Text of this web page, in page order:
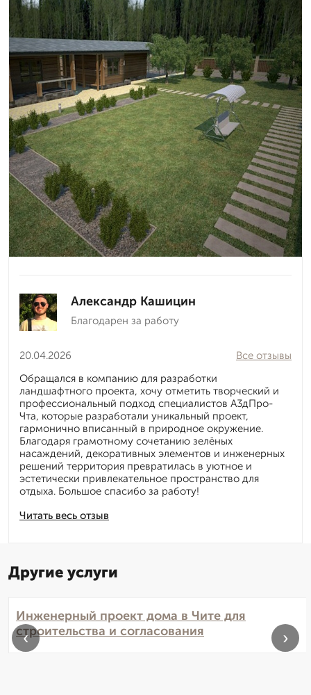
Александр Кашицин
Благодарен за работу
20.04.2026
Читать весь отзыв
Все отзывы
Обращался в компанию для разработки
ландшафтного проекта, хочу отметить творческий и
профессиональный подход специалистов А3дПро-
Чта, которые разработали уникальный проект,
гармонично вписанный в природное окружение.
Благодаря грамотному сочетанию зелёных
насаждений, декоративных элементов и инженерных
решений территория превратилась в уютное и
эстетически привлекательное пространство для
отдыха. Большое спасибо за работу!
Другие услуги
Инженерный проект дома в Чите для
строительства и согласования
‹ ›